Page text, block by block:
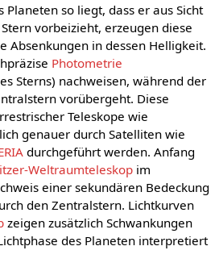
Planeten so liegt, dass er aus Sicht
vorbeizieht, erzeugen diese
Absenkungen in dessen Helligkeit.
Photometrie
Sterns) nachweisen, während der
vorübergeht. Diese
Teleskope wie
genauer durch Satelliten wie
durchgeführt werden. Anfang
Weltraumteleskopim
einer sekundären Bedeckung
den Zentralstern. Lichtkurven
zeigen zusätzlich Schwankungen
des Planeten interpretiert